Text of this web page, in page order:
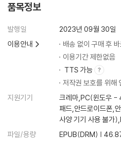
hind Every Phenomenon
Meeting the ARMY On-site
Becoming ARMY and Being ARMY
Encounter: Delving into BTS’s
The Bias: BTS Saved Me at My
The Power of ARMY as
Communicating Consolation and
About the Middle-aged Fans
Learning Korean, BTS’s Language
품목정보
발행일
2023년 09월 30일
이용안내
배송 없이 구매 후
이용기간 제한없음
TTS 가능
저작권 보호를 위해
지원기기
크레마,PC(윈도우 -
패드,안드로이드폰,
사양 기기 사용 불가
파일/용량
EPUB(DRM) |